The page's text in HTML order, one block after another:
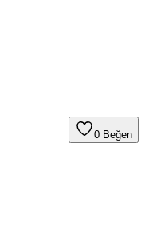
0 Beğen